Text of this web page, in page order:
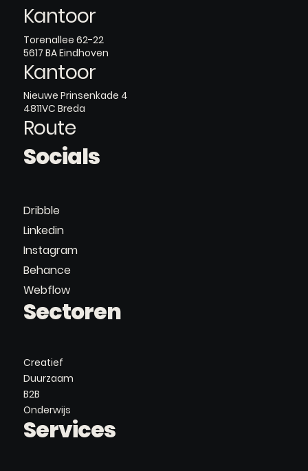
Kantoor
Torenallee 62-22
5617 BA Eindhoven
Kantoor
Nieuwe Prinsenkade 4
4811VC Breda
Route
Socials
Dribble
Linkedin
Instagram
Behance
Webflow
Sectoren
Creatief
Duurzaam
B2B
Onderwijs
Services